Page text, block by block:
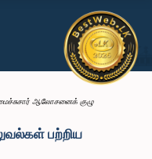
ஆலோசனைக் குழு
பற்றிய